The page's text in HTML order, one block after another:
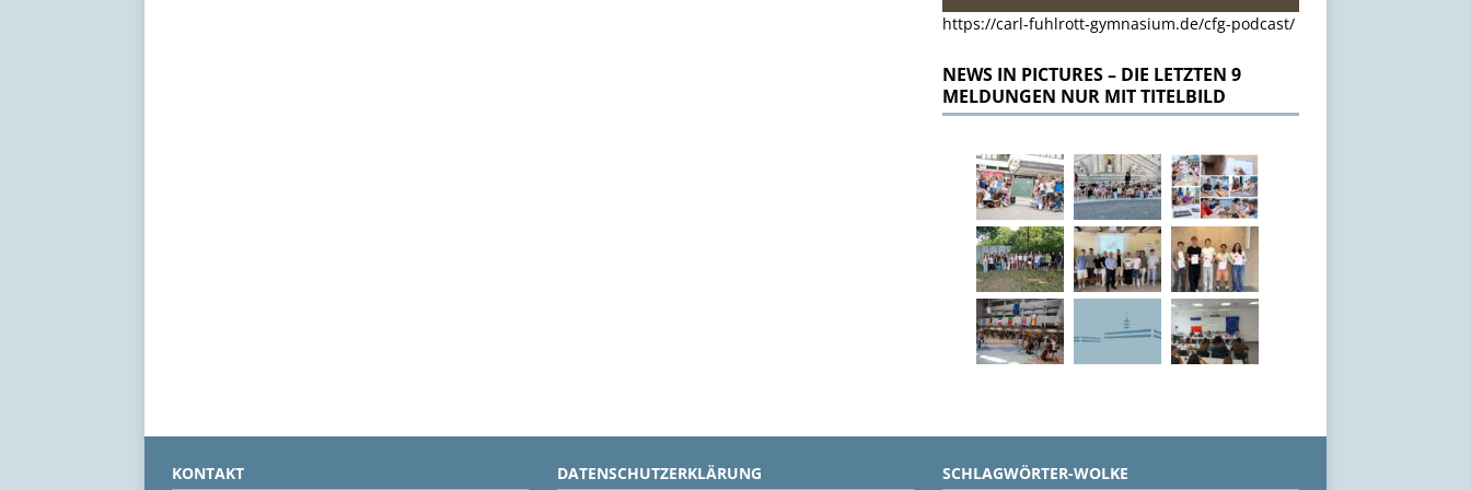
https://carl-fuhlrott-gymnasium.de/cfg-podcast/
NEWS IN PICTURES – DIE LETZTEN 9
MELDUNGEN NUR MIT TITELBILD
KONTAKT DATENSCHUTZERKLÄRUNG SCHLAGWÖRTER-WOLKE